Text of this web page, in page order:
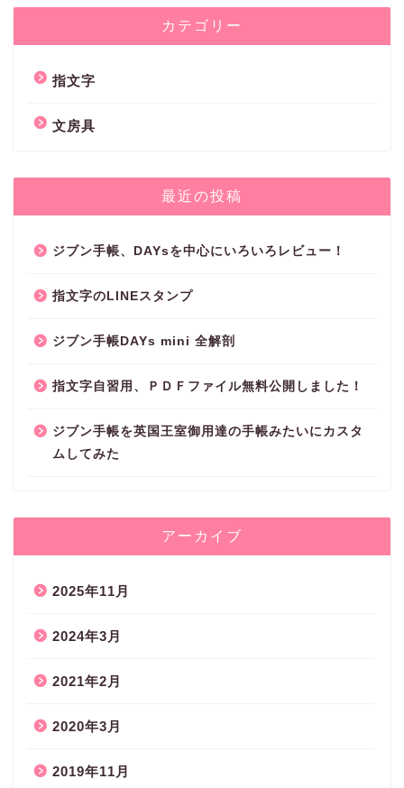
カテゴリー
指文字
文房具
最近の投稿
ジブン手帳、DAYsを中心にいろいろレビュー！
指文字のLINEスタンプ
ジブン手帳DAYs mini 全解剖
指文字自習用、ＰＤＦファイル無料公開しました！
ジブン手帳を英国王室御用達の手帳みたいにカスタ
ムしてみた
アーカイブ
2025年11月
2024年3月
2021年2月
2020年3月
2019年11月